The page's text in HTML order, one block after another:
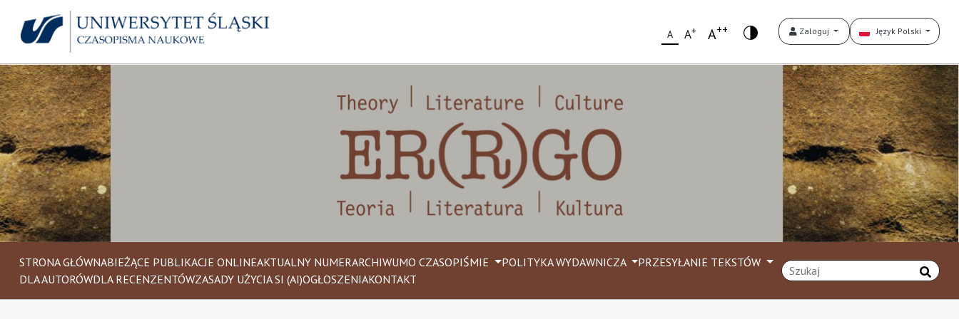
A A+ A++ Zaloguj Język Polski
STRONA GŁÓWNABIEŻĄCE PUBLIKACJE ONLINEAKTUALNY NUMERARCHIWUMO CZASOPIŚMIE POLITYKA WYDAWNICZA
PRZESYŁANIE TEKSTÓW
DLA AUTORÓWDLA RECENZENTÓWZASADY UŻYCIA SI (AI)OGŁOSZENIAKONTAKT